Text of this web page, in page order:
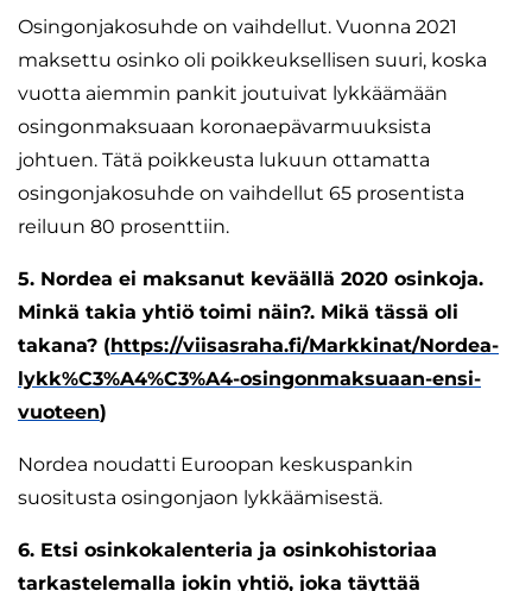
Osingonjakosuhde on vaihdellut. Vuonna 2021
maksettu osinko oli poikkeuksellisen suuri, koska
vuotta aiemmin pankit joutuivat lykkäämään
osingonmaksuaan koronaepävarmuuksista
johtuen. Tätä poikkeusta lukuun ottamatta
osingonjakosuhde on vaihdellut 65 prosentista
reiluun 80 prosenttiin.
5. Nordea ei maksanut keväällä 2020 osinkoja.
Minkä takia yhtiö toimi näin?. Mikä tässä oli
takana? (https://viisasraha.fi/Markkinat/Nordea-
lykk%C3%A4%C3%A4-osingonmaksuaan-ensi-
vuoteen)
Nordea noudatti Euroopan keskuspankin
suositusta osingonjaon lykkäämisestä.
6. Etsi osinkokalenteria ja osinkohistoriaa
tarkastelemalla jokin yhtiö, joka täyttää